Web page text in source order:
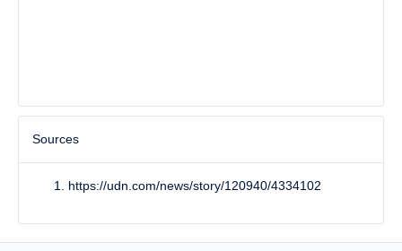
Sources
https://udn.com/news/story/120940/4334102